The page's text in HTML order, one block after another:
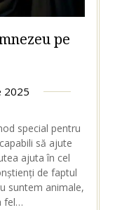
pe
2025
special pentru
să ajute
ajuta în cel
de faptul
suntem animale,
fel…